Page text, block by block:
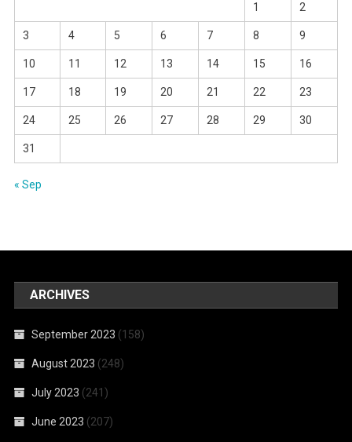
1 2
3 4 5 6 7 8 9
10 11 12 13 14 15 16
17 18 19 20 21 22 23
24 25 26 27 28 29 30
31
« Sep
ARCHIVES
September 2023 (158)
August 2023 (248)
July 2023 (241)
June 2023 (207)